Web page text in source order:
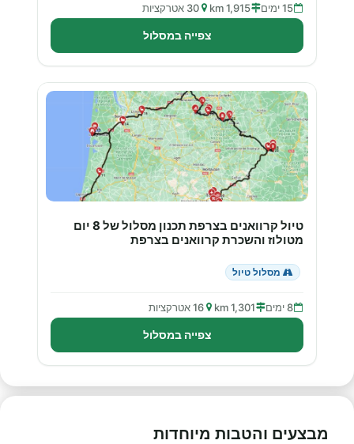
15 ימים 1,915 km 30 אטרקציות
צפייה במסלול
טיול קרוואנים בצרפת תכנון מסלול של 8 יום
מטולוז והשכרת קרוואנים בצרפת
מסלול טיול
8 ימים 1,301 km 16 אטרקציות
צפייה במסלול
מבצעים והטבות מיוחדות